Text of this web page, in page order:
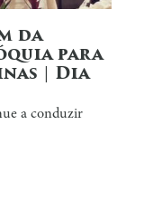
da
para
| Dia
a conduzir